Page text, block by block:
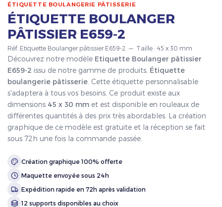
ÉTIQUETTE BOULANGERIE PÂTISSERIE
ÉTIQUETTE BOULANGER
PÂTISSIER E659-2
Réf. Etiquette Boulanger pâtissier E659-2 — Taille : 45 x 30 mm
Découvrez notre modèle Etiquette Boulanger pâtissier
E659-2 issu de notre gamme de produits, Étiquette
boulangerie pâtisserie . Cette étiquette personnalisable
s'adaptera à tous vos besoins. Ce produit existe aux
dimensions 45 x 30 mm et est disponible en rouleaux de
différentes quantités à des prix très abordables. La création
graphique de ce modèle est gratuite et la réception se fait
sous 72h une fois la commande passée.
Création graphique 100% offerte
Maquette envoyée sous 24h
Expédition rapide en 72h après validation
12 supports disponibles au choix